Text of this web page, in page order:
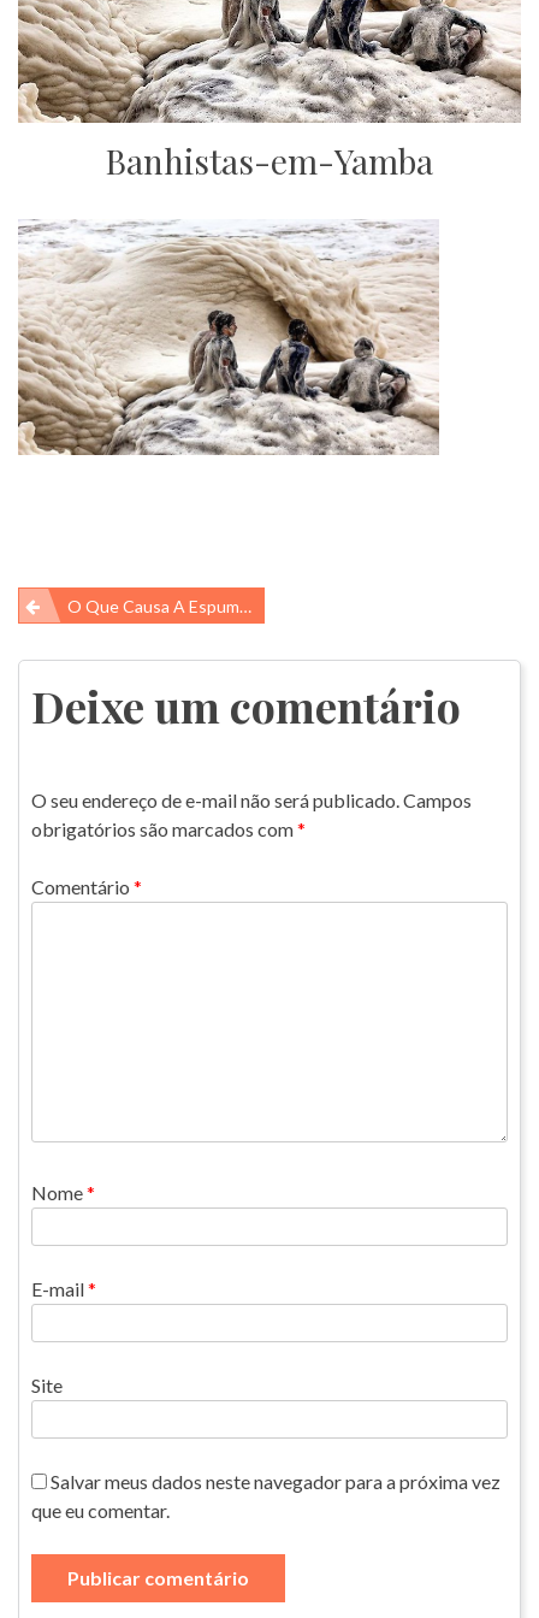
Banhistas-em-Yamba
Navegação
de
Post
O Que Causa A Espuma Dos Oceanos?
Deixe um comentário
O seu endereço de e-mail não será publicado.Campos
obrigatórios são marcados com*
Comentário *
Nome*
E-mail*
Site
Salvar meus dados neste navegador para a próxima vez
que eu comentar.